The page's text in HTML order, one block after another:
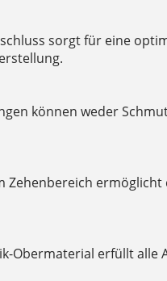
sorgt für eine
können weder
Zehenbereich ermöglicht
Obermaterial erfüllt alle